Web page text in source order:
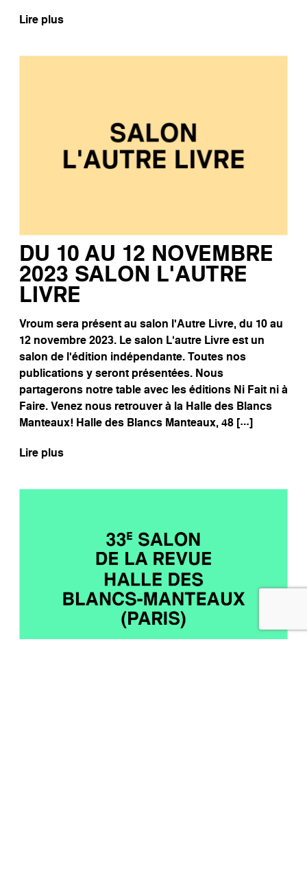
Lire plus
DU 10 AU 12 NOVEMBRE
2023 SALON L’AUTRE
LIVRE
Vroum sera présent au salon l’Autre Livre, du 10 au
12 novembre 2023. Le salon L’autre Livre est un
salon de l’édition indépendante. Toutes nos
publications y seront présentées. Nous
partagerons notre table avec les éditions Ni Fait ni à
Faire. Venez nous retrouver à la Halle des Blancs
Manteaux! Halle des Blancs Manteaux, 48 […]
Lire plus